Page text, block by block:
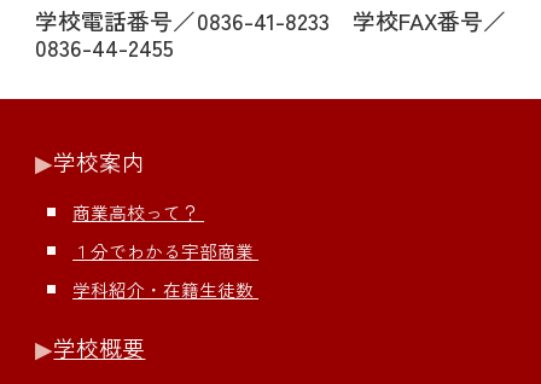
学校電話番号／0836-41-8233 学校FAX番号／
0836-44-2455
▶︎学校案内
商業高校って？
１分でわかる宇部商業
学科紹介・在籍生徒数
▶︎学校概要